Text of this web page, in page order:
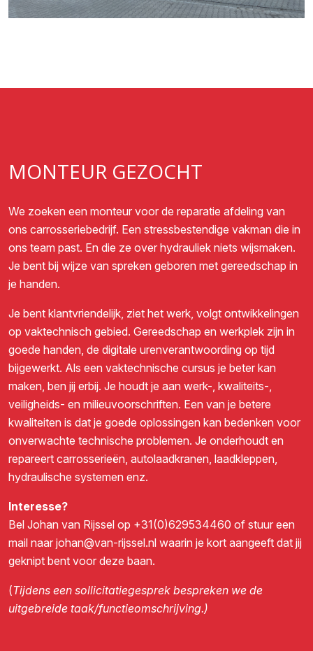
MONTEUR GEZOCHT
We zoeken een monteur voor de reparatie afdeling van
ons carrosseriebedrijf. Een stressbestendige vakman die in
ons team past. En die ze over hydrauliek niets wijsmaken.
Je bent bij wijze van spreken geboren met gereedschap in
je handen.
Je bent klantvriendelijk, ziet het werk, volgt ontwikkelingen
op vaktechnisch gebied. Gereedschap en werkplek zijn in
goede handen, de digitale urenverantwoording op tijd
bijgewerkt. Als een vaktechnische cursus je beter kan
maken, ben jij erbij. Je houdt je aan werk-, kwaliteits-,
veiligheids- en milieuvoorschriften. Een van je betere
kwaliteiten is dat je goede oplossingen kan bedenken voor
onverwachte technische problemen. Je onderhoudt en
repareert carrosserieën, autolaadkranen, laadkleppen,
hydraulische systemen enz.
Interesse?
Bel Johan van Rijssel op +31(0)629534460 of stuur een
mail naar johan@van-rijssel.nl waarin je kort aangeeft dat jij
geknipt bent voor deze baan.
(Tijdens een sollicitatiegesprek bespreken we de
uitgebreide taak/functieomschrijving.)